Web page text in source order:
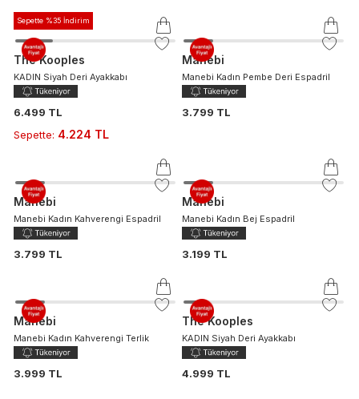
Sepette %35 İndirim
The Kooples
KADIN Siyah Deri Ayakkabı
6.499 TL
Sepette: 4.224 TL
Manebi
Manebi Kadın Pembe Deri Espadril
3.799 TL
Manebi
Manebi Kadın Kahverengi Espadril
3.799 TL
Manebi
Manebi Kadın Bej Espadril
3.199 TL
Manebi
Manebi Kadın Kahverengi Terlik
3.999 TL
The Kooples
KADIN Siyah Deri Ayakkabı
4.999 TL